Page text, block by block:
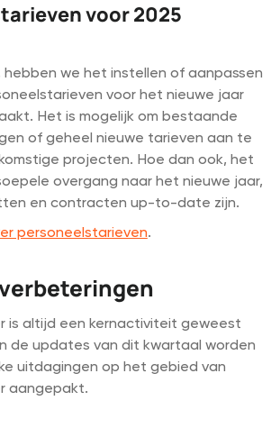
voor 2025
hebben we het instellen of aanpassen
voor het nieuwe jaar
Het is mogelijk om bestaande
of geheel nieuwe tarieven aan te
projecten. Hoe dan ook, het
overgang naar het nieuwe jaar,
en contracten up-to-date zijn.
personeelstarieven.
is altijd een kernactiviteit geweest
de updates van dit kwartaal worden
uitdagingen op het gebied van
aangepakt.